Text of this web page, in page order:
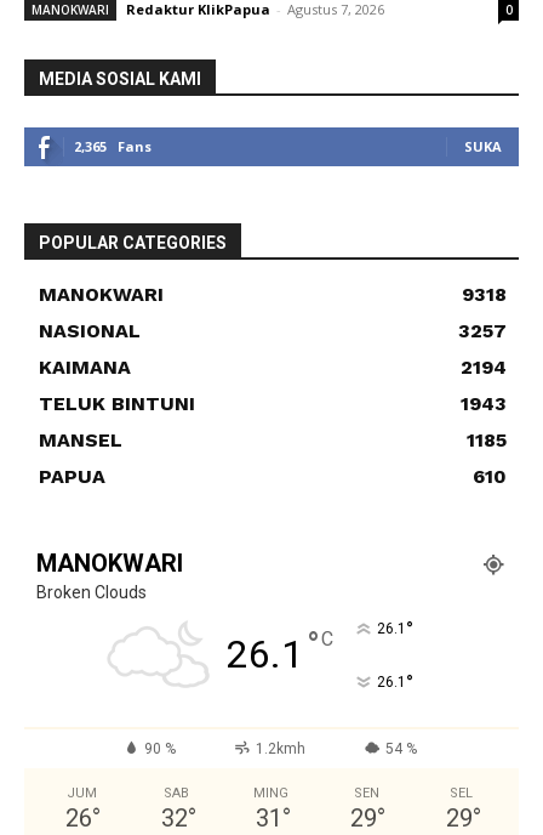
MANOKWARI Redaktur KlikPapua - Agustus 7, 2026 0
MEDIA SOSIAL KAMI
2,365 Fans SUKA
POPULAR CATEGORIES
MANOKWARI
9318
NASIONAL
3257
KAIMANA
2194
TELUK BINTUNI
1943
MANSEL
1185
PAPUA
610
MANOKWARI
Broken Clouds
26.1 °C 26.1 °
26.1 °
90 % 1.2kmh 54 %
JUM
26°
SAB
32°
MING
31 °
SEN
29°
SEL
29°